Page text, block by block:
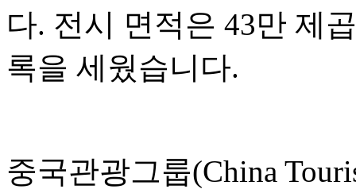
다. 전시 면적은 43만 제
록을 세웠습니다.
중국관광그룹(China